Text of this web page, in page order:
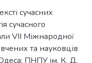
сучасних
сучасного
VІІ Міжнародної
та науковців
ПНПУ ім. К. Д.